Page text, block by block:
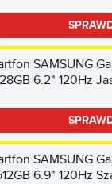
SAMSUNG
6.2" 120Hz
SAMSUNG
6.9" 120Hz